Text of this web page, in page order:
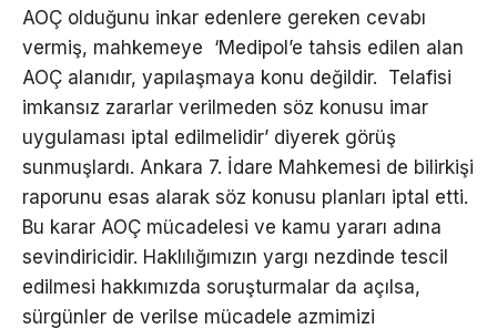
AOÇ olduğunu inkar edenlere gereken cevabı
vermiş, mahkemeye ‘Medipol’e tahsis edilen alan
AOÇ alanıdır, yapılaşmaya konu değildir. Telafisi
imkansız zararlar verilmeden söz konusu imar
uygulaması iptal edilmelidir’ diyerek görüş
sunmuşlardı. Ankara 7. İdare Mahkemesi de bilirkişi
raporunu esas alarak söz konusu planları iptal etti.
Bu karar AOÇ mücadelesi ve kamu yararı adına
sevindiricidir. Haklılığımızın yargı nezdinde tescil
edilmesi hakkımızda soruşturmalar da açılsa,
sürgünler de verilse mücadele azmimizi